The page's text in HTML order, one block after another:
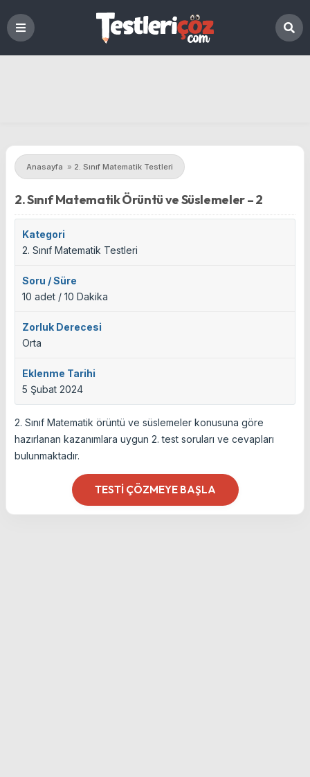
Anasayfa » 2. Sınıf Matematik Testleri
2. Sınıf Matematik Örüntü ve Süslemeler – 2
Kategori
2. Sınıf Matematik Testleri
Soru / Süre
10 adet / 10 Dakika
Zorluk Derecesi
Orta
Eklenme Tarihi
5 Şubat 2024
2. Sınıf Matematik örüntü ve süslemeler konusuna göre
hazırlanan kazanımlara uygun 2. test soruları ve cevapları
bulunmaktadır.
TESTI ÇÖZMEYE BAŞLA